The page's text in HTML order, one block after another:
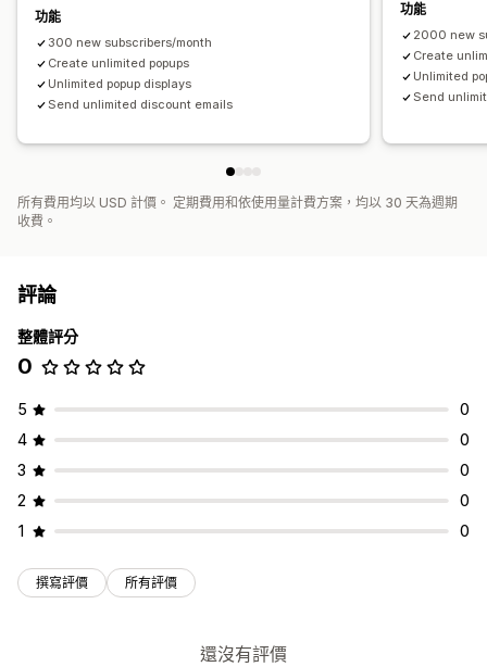
功能
300 new subscribers/month
Create unlimited popups
Unlimited popup displays
Send unlimited discount emails
功能
2000 new
Create
Unlimited
Send
所有費用均以 USD 計價。 定期費用和依使用量計費方案，均以 30 天為週期
收費。
評論
整體評分
0
5
0
4
0
3
0
2
0
1
0
撰寫評價 所有評價
還沒有評價